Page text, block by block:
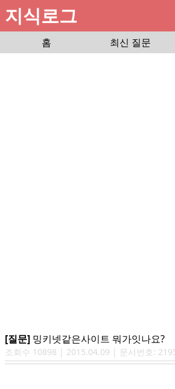
지식로그
홈
최신 질문
[질문] 밍키넷같은사이트 뭐가잇나요?
조회수 10898 | 2015.04.09 | 문서번호: